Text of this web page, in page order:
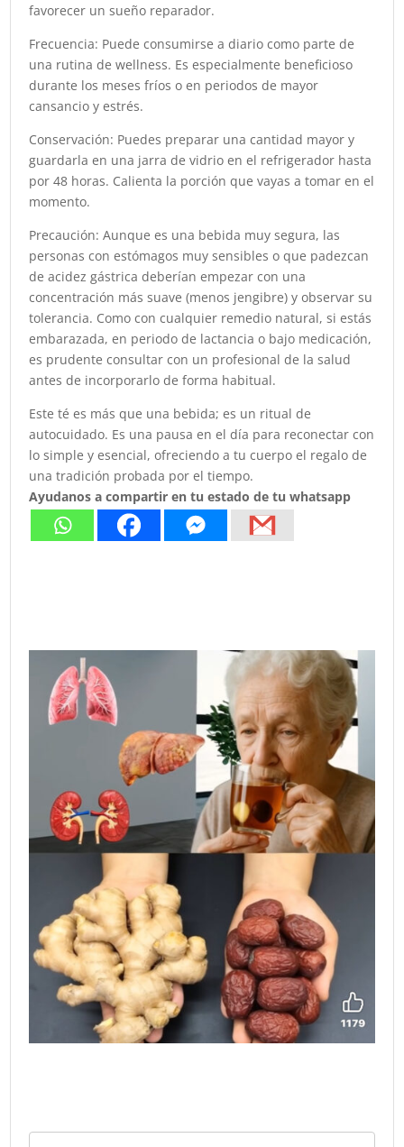
favorecer un sueño reparador.
Frecuencia: Puede consumirse a diario como parte de
una rutina de wellness. Es especialmente beneficioso
durante los meses fríos o en periodos de mayor
cansancio y estrés.
Conservación: Puedes preparar una cantidad mayor y
guardarla en una jarra de vidrio en el refrigerador hasta
por 48 horas. Calienta la porción que vayas a tomar en el
momento.
Precaución: Aunque es una bebida muy segura, las
personas con estómagos muy sensibles o que padezcan
de acidez gástrica deberían empezar con una
concentración más suave (menos jengibre) y observar su
tolerancia. Como con cualquier remedio natural, si estás
embarazada, en periodo de lactancia o bajo medicación,
es prudente consultar con un profesional de la salud
antes de incorporarlo de forma habitual.
Este té es más que una bebida; es un ritual de
autocuidado. Es una pausa en el día para reconectar con
lo simple y esencial, ofreciendo a tu cuerpo el regalo de
una tradición probada por el tiempo.
Ayudanos a compartir en tu estado de tu whatsapp